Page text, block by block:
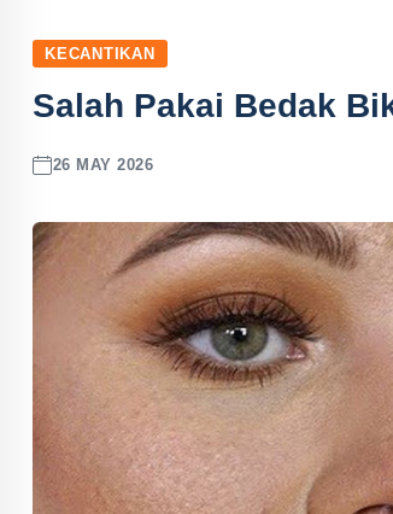
KECANTIKAN
Salah Pakai Bedak
26 MAY 2026